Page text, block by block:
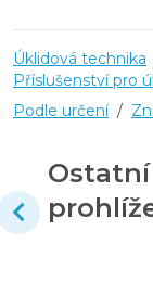
Úklidová technika
Příslušenství pro
Podle určení /